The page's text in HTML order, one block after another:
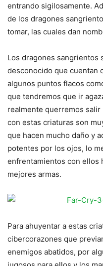
entrando sigilosamente.
de los dragones
tomar, las cuales dan
Los dragones sangrientos
desconocido que cuentan
algunos puntos flacos
que tendremos que ir
realmente querremos
con estas criaturas son
que hacen mucho daño y
potentes por los ojos, lo
enfrentamientos con ellos
mejores armas.
Para ahuyentar a estas
cibercorazones que
enemigos abatidos, por